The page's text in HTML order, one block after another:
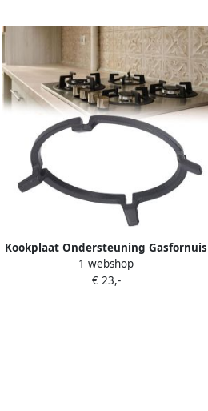
Kookplaat Ondersteuning Gasfornuis
Rek Stoven Koken Universele Pasvorm
316 Gram Zwart
1 webshop
€ 23,-